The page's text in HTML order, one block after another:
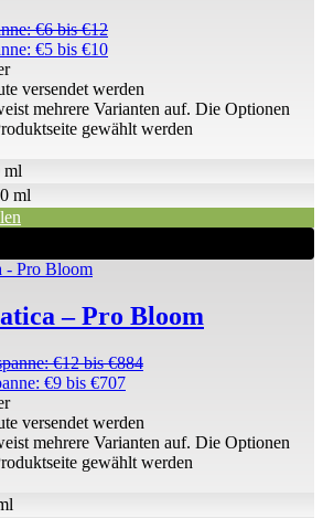
€6 bis €12
€5 bis €10
ml
ml
versendet werden
mehrere Varianten auf. Die Optionen
gewählt werden
– Pro Bloom
€12 bis €884
€9 bis €707
versendet werden
mehrere Varianten auf. Die Optionen
gewählt werden